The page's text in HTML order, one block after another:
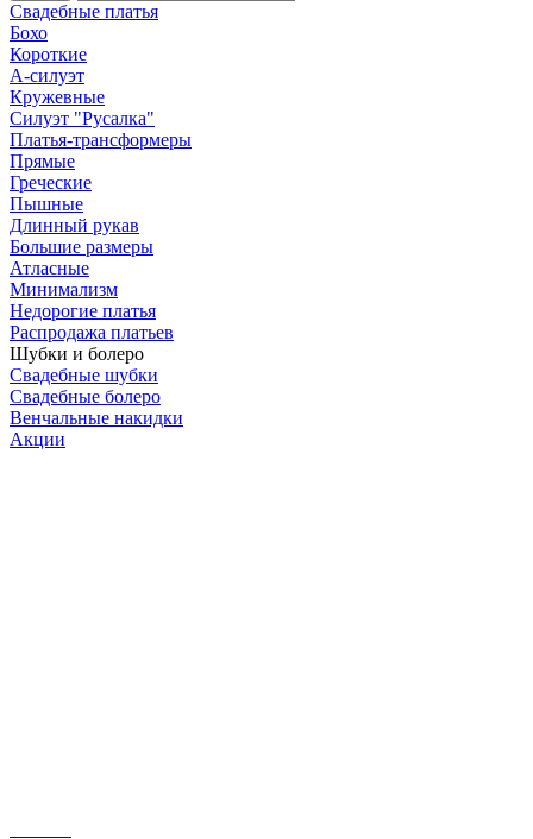
Свадебные платья
Бохо
Короткие
А-силуэт
Кружевные
Силуэт "Русалка"
Платья-трансформеры
Прямые
Греческие
Пышные
Длинный рукав
Большие размеры
Атласные
Минимализм
Недорогие платья
Распродажа платьев
Шубки и болеро
Свадебные шубки
Свадебные болеро
Венчальные накидки
Акции